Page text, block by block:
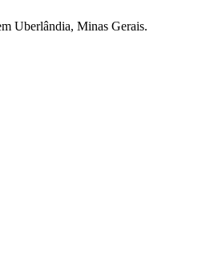
Uberlândia, Minas Gerais.